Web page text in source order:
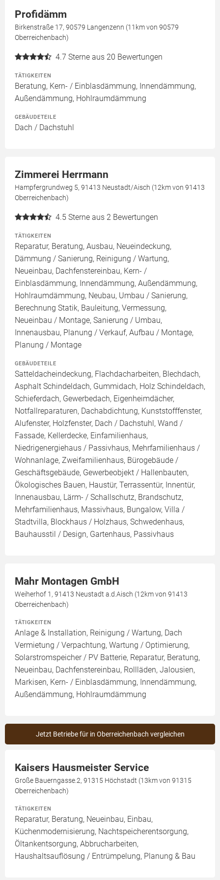
Profidämm
Birkenstraße 17, 90579 Langenzenn (11km von 90579
Oberreichenbach)
4.7 Sterne aus 20 Bewertungen
TÄTIGKEITEN
Beratung, Kern- / Einblasdämmung, Innendämmung,
Außendämmung, Hohlraumdämmung
GEBÄUDETEILE
Dach / Dachstuhl
Zimmerei Herrmann
Hampfergrundweg 5, 91413 Neustadt/Aisch (12km von 91413
Oberreichenbach)
4.5 Sterne aus 2 Bewertungen
TÄTIGKEITEN
Reparatur, Beratung, Ausbau, Neueindeckung,
Dämmung / Sanierung, Reinigung / Wartung,
Neueinbau, Dachfenstereinbau, Kern- /
Einblasdämmung, Innendämmung, Außendämmung,
Hohlraumdämmung, Neubau, Umbau / Sanierung,
Berechnung Statik, Bauleitung, Vermessung,
Neueinbau / Montage, Sanierung / Umbau,
Innenausbau, Planung / Verkauf, Aufbau / Montage,
Planung / Montage
GEBÄUDETEILE
Satteldacheindeckung, Flachdacharbeiten, Blechdach,
Asphalt Schindeldach, Gummidach, Holz Schindeldach,
Schieferdach, Gewerbedach, Eigenheimdächer,
Notfallreparaturen, Dachabdichtung, Kunststofffenster,
Alufenster, Holzfenster, Dach / Dachstuhl, Wand /
Fassade, Kellerdecke, Einfamilienhaus,
Niedrigenergiehaus / Passivhaus, Mehrfamilienhaus /
Wohnanlage, Zweifamilienhaus, Bürogebäude /
Geschäftsgebäude, Gewerbeobjekt / Hallenbauten,
Ökologisches Bauen, Haustür, Terrassentür, Innentür,
Innenausbau, Lärm- / Schallschutz, Brandschutz,
Mehrfamilienhaus, Massivhaus, Bungalow, Villa /
Stadtvilla, Blockhaus / Holzhaus, Schwedenhaus,
Bauhausstil / Design, Gartenhaus, Passivhaus
Mahr Montagen GmbH
Weiherhof 1, 91413 Neustadt a.d.Aisch (12km von 91413
Oberreichenbach)
TÄTIGKEITEN
Anlage & Installation, Reinigung / Wartung, Dach
Vermietung / Verpachtung, Wartung / Optimierung,
Solarstromspeicher / PV Batterie, Reparatur, Beratung,
Neueinbau, Dachfenstereinbau, Rollläden, Jalousien,
Markisen, Kern- / Einblasdämmung, Innendämmung,
Außendämmung, Hohlraumdämmung
Jetzt Betriebe für in Oberreichenbach vergleichen
Kaisers Hausmeister Service
Große Bauerngasse.2, 91315 Höchstadt (13km von 91315
Oberreichenbach)
TÄTIGKEITEN
Reparatur, Beratung, Neueinbau, Einbau,
Küchenmodernisierung, Nachtspeicherentsorgung,
Öltankentsorgung, Abbrucharbeiten,
Haushaltsauflösung / Entrümpelung, Planung & Bau